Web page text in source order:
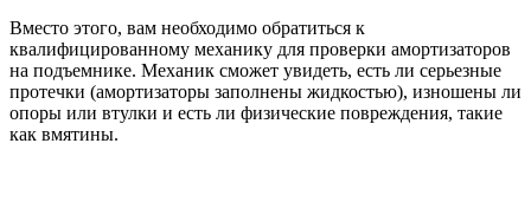
Вместо этого, вам необходимо обратиться к
квалифицированному механику для проверки амортизаторов
на подъемнике. Механик сможет увидеть, есть ли серьезные
протечки (амортизаторы заполнены жидкостью), изношены ли
опоры или втулки и есть ли физические повреждения, такие
как вмятины.